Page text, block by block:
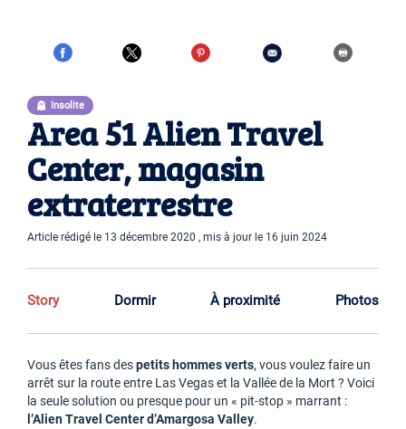
Insolite
Area 51 Alien Travel
Center, magasin
extraterrestre
Article rédigé le 13 décembre 2020 , mis à jour le 16 juin 2024
Story Dormir À proximité Photos
Vous êtes fans despetits hommes verts, vous voulez faire un
arrêt sur la route entre Las Vegas et la Vallée de la Mort ? Voici
la seule solution ou presque pour un « pit-stop » marrant :
l’Alien Travel Center d’Amargosa Valley.